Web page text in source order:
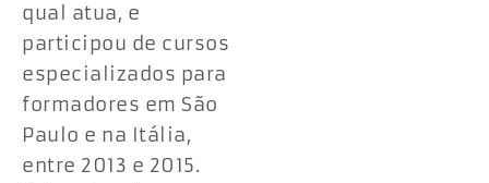
qual atua, e
participou de cursos
especializados para
formadores em São
Paulo e na Itália,
entre 2013 e 2015.